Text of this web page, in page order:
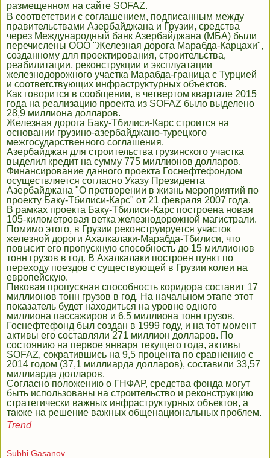
размещенном на сайте SOFAZ.
В соответствии с соглашением, подписанным между
правительствами Азербайджана и Грузии, средства
через Международный банк Азербайджана (МБА) были
перечислены ООО "Железная дорога Марабда-Карцахи",
созданному для проектирования, строительства,
реабилитации, реконструкции и эксплуатации
железнодорожного участка Марабда-граница с Турцией
и соответствующих инфраструктурных объектов.
Как говорится в сообщении, в четвертом квартале 2015
года на реализацию проекта из SOFAZ было выделено
28,9 миллиона долларов.
Железная дорога Баку-Тбилиси-Карс строится на
основании грузино-азербайджано-турецкого
межгосударственного соглашения.
Азербайджан для строительства грузинского участка
выделил кредит на сумму 775 миллионов долларов.
Финансирование данного проекта Госнефтефондом
осуществляется согласно Указу Президента
Азербайджана "О претворении в жизнь мероприятий по
проекту Баку-Тбилиси-Карс" от 21 февраля 2007 года.
В рамках проекта Баку-Тбилиси-Карс построена новая
105-километровая ветка железнодорожной магистрали.
Помимо этого, в Грузии реконструируется участок
железной дороги Ахалкалаки-Марабда-Тбилиси, что
повысит его пропускную способность до 15 миллионов
тонн грузов в год. В Ахалкалаки построен пункт по
переходу поездов с существующей в Грузии колеи на
европейскую.
Пиковая пропускная способность коридора составит 17
миллионов тонн грузов в год. На начальном этапе этот
показатель будет находиться на уровне одного
миллиона пассажиров и 6,5 миллиона тонн грузов.
Госнефтефонд был создан в 1999 году, и на тот момент
активы его составляли 271 миллион долларов. По
состоянию на первое января текущего года, активы
SOFAZ, сократившись на 9,5 процента по сравнению с
2014 годом (37,1 миллиарда долларов), составили 33,57
миллиарда долларов.
Согласно положению о ГНФАР, средства фонда могут
быть использованы на строительство и реконструкцию
стратегически важных инфраструктурных объектов, а
также на решение важных общенациональных проблем.
Trend
Subhi Gasanov